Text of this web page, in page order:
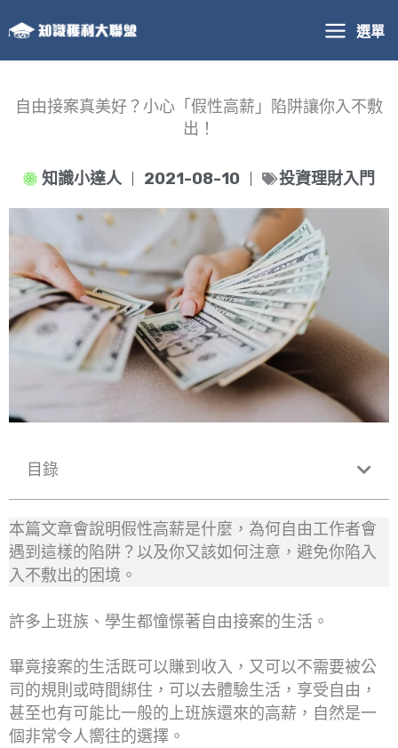
至
主
選單
自由接案真美好？小心「假性高薪」陷阱讓你入不敷
出！
知識小達人 2021-08-10 投資理財入門
目錄
本篇文章會說明假性高薪是什麼，為何自由工作者會
遇到這樣的陷阱？以及你又該如何注意，避免你陷入
入不敷出的困境。
許多上班族、學生都憧憬著自由接案的生活。
畢竟接案的生活既可以賺到收入，又可以不需要被公
司的規則或時間綁住，可以去體驗生活，享受自由，
甚至也有可能比一般的上班族還來的高薪，自然是一
個非常令人嚮往的選擇。